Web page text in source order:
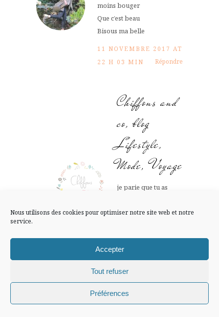
Nous utilisons des cookies pour optimiser notre site web et notre
service.
Accepter
Tout refuser
Préférences
moins bouger
Que c’est beau
Bisous ma belle
11 NOVEMBRE 2017 AT
22 H 03 MIN
Répondre
Chiffons and
co, blog
Lifestyle,
Mode, Voyage
je parie que tu as
région!
12 NOVEMBRE
2017 AT 9 H 17
MIN
FLUX INSTA
Suivre sur Instagram
Mentions légales